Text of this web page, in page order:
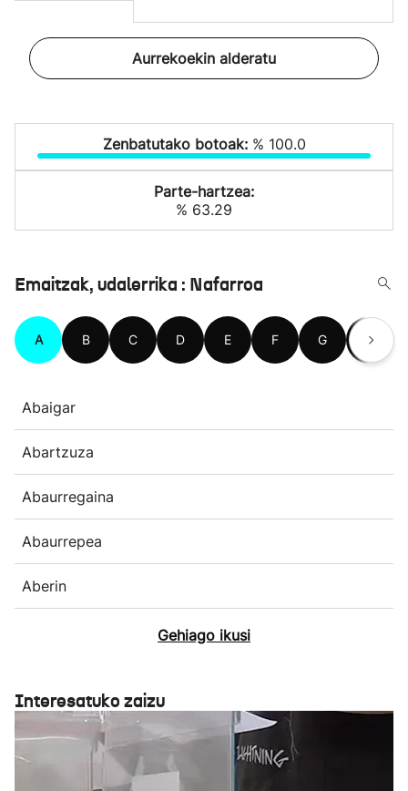
Aurrekoekin alderatu
Zenbatutako botoak: % 100.0
Parte-hartzea:
% 63.29
Emaitzak, udalerrika : Nafarroa
A B C D E F G H
Abaigar
Abartzuza
Abaurregaina
Abaurrepea
Aberin
Gehiago ikusi
Interesatuko zaizu